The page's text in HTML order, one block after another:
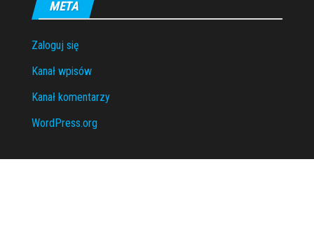
META
Zaloguj się
Kanał wpisów
Kanał komentarzy
WordPress.org